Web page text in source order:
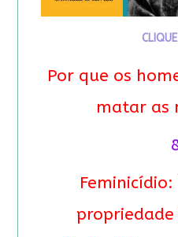
Por que os
matar as
Feminicídio:
propriedade